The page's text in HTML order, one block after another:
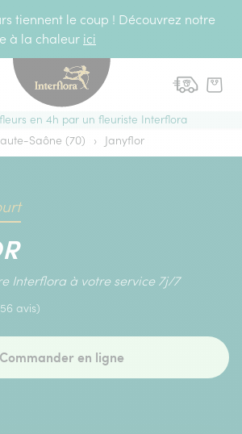
tiennent le coup ! Découvrez notre
à la chaleur ici
en 4h par un fleuriste Interflora
Saône (70) › Janyflor
Interflora à votre service 7j/7
avis)
Commander en ligne